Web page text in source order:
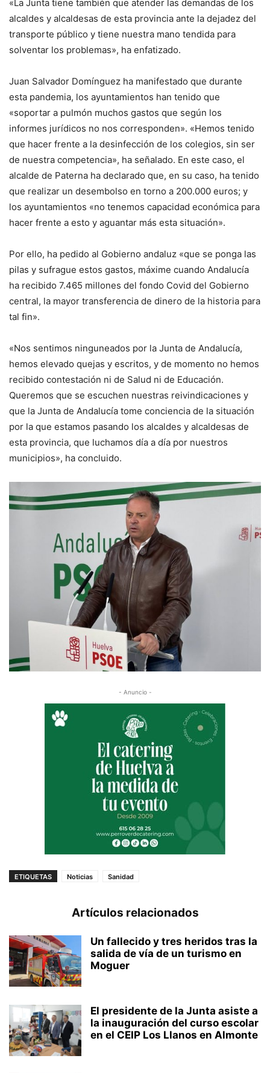
«La Junta tiene también que atender las demandas de los
alcaldes y alcaldesas de esta provincia ante la dejadez del
transporte público y tiene nuestra mano tendida para
solventar los problemas», ha enfatizado.
Juan Salvador Domínguez ha manifestado que durante
esta pandemia, los ayuntamientos han tenido que
«soportar a pulmón muchos gastos que según los
informes jurídicos no nos corresponden». «Hemos tenido
que hacer frente a la desinfección de los colegios, sin ser
de nuestra competencia», ha señalado. En este caso, el
alcalde de Paterna ha declarado que, en su caso, ha tenido
que realizar un desembolso en torno a 200.000 euros; y
los ayuntamientos «no tenemos capacidad económica para
hacer frente a esto y aguantar más esta situación».
Por ello, ha pedido al Gobierno andaluz «que se ponga las
pilas y sufrague estos gastos, máxime cuando Andalucía
ha recibido 7.465 millones del fondo Covid del Gobierno
central, la mayor transferencia de dinero de la historia para
tal fin».
«Nos sentimos ninguneados por la Junta de Andalucía,
hemos elevado quejas y escritos, y de momento no hemos
recibido contestación ni de Salud ni de Educación.
Queremos que se escuchen nuestras reivindicaciones y
que la Junta de Andalucía tome conciencia de la situación
por la que estamos pasando los alcaldes y alcaldesas de
esta provincia, que luchamos día a día por nuestros
municipios», ha concluido.
- Anuncio -
ETIQUETAS Noticias Sanidad
Artículos relacionados
Un fallecido y tres heridos tras la
salida de vía de un turismo en
Moguer
El presidente de la Junta asiste a
la inauguración del curso escolar
en el CEIP Los Llanos en Almonte